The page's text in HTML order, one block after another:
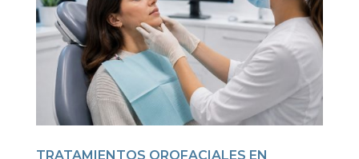
TRATAMIENTOS OROFACIALES EN